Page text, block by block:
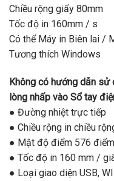
Chiều rộng giấy 80mm
Tốc độ in 160mm / s
Có thể Máy in Biên lai /
Tương thích Windows
Không có hướng dẫn
lòng nhấp vào Sổ tay
● Đường nhiệt trực tiếp
● Chiều rộng in chiều
● Mật độ điểm 576
● Tốc độ in 160 mm /
● Loại giao diện USB,